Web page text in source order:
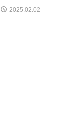
2025.02.02